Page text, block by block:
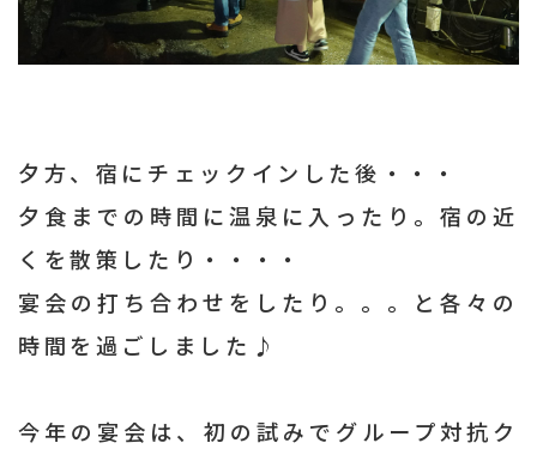
夕方、宿にチェックインした後・・・
夕食までの時間に温泉に入ったり。宿の近
くを散策したり・・・・
宴会の打ち合わせをしたり。。。と各々の
時間を過ごしました♪
今年の宴会は、初の試みでグループ対抗ク